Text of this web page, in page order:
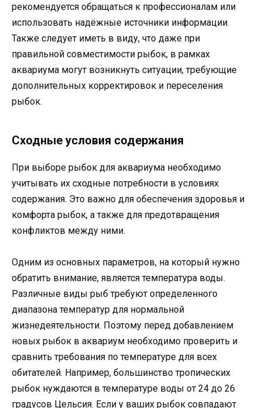
рекомендуется обращаться к профессионалам или
использовать надёжные источники информации.
Также следует иметь в виду, что даже при
правильной совместимости рыбок, в рамках
аквариума могут возникнуть ситуации, требующие
дополнительных корректировок и переселения
рыбок.
Сходные условия содержания
При выборе рыбок для аквариума необходимо
учитывать их сходные потребности в условиях
содержания. Это важно для обеспечения здоровья и
комфорта рыбок, а также для предотвращения
конфликтов между ними.
Одним из основных параметров, на который нужно
обратить внимание, является температура воды.
Различные виды рыб требуют определенного
диапазона температур для нормальной
жизнедеятельности. Поэтому перед добавлением
новых рыбок в аквариум необходимо проверить и
сравнить требования по температуре для всех
обитателей. Например, большинство тропических
рыбок нуждаются в температуре воды от 24 до 26
градусов Цельсия. Если у ваших рыбок совпадают